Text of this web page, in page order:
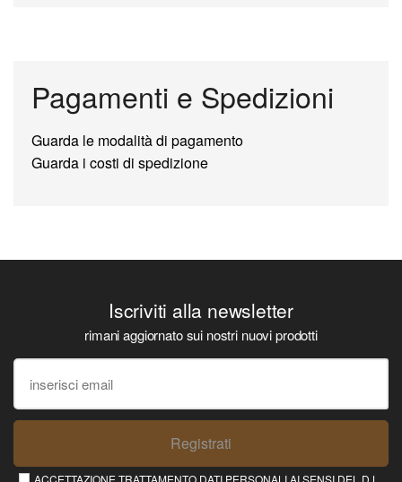
Pagamenti e Spedizioni
Guarda le modalità di pagamento
Guarda i costi di spedizione
Iscriviti alla newsletter
rimani aggiornato sui nostri nuovi prodotti
Registrati
ACCETTAZIONE TRATTAMENTO DATI PERSONALI AI SENSI DEL D.L.